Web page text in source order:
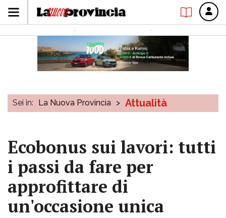
Sei in: La Nuova Provincia > Attualità
Ecobonus sui lavori: tutti
i passi da fare per
approfittare di
un'occasione unica